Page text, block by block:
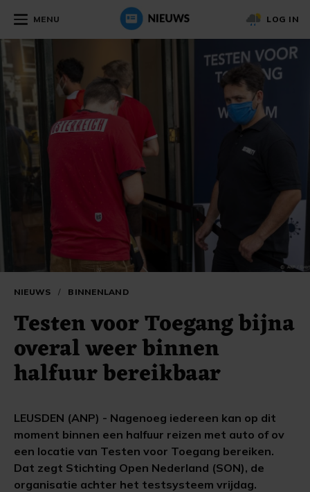
MENU LOG IN
NIEUWS / BINNENLAND
Testen voor Toegang bijna
overal weer binnen
halfuur bereikbaar
LEUSDEN (ANP) - Nagenoeg iedereen kan op dit
moment binnen een halfuur reizen met auto of ov
een locatie van Testen voor Toegang bereiken.
Dat zegt Stichting Open Nederland (SON), de
organisatie achter het testsysteem vrijdag.